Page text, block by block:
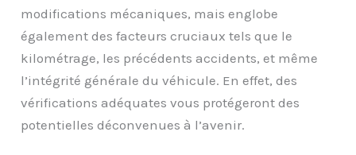
modifications mécaniques, mais englobe
également des facteurs cruciaux tels que le
kilométrage, les précédents accidents, et même
l’intégrité générale du véhicule. En effet, des
vérifications adéquates vous protégeront des
potentielles déconvenues à l’avenir.